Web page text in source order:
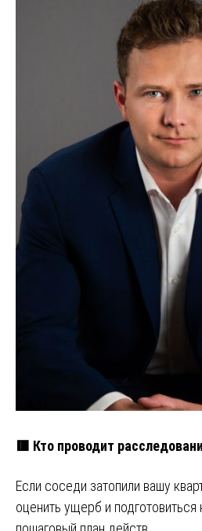
🟥 Кто проводит
Если соседи затопили вашу
оценить ущерб и